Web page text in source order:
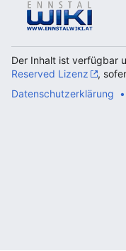
Der Inhalt ist verfügbar
Reserved Lizenz
,
Datenschutzerklärung